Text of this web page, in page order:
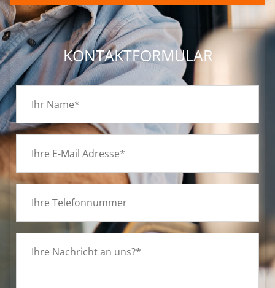
KONTAKTFORMULAR